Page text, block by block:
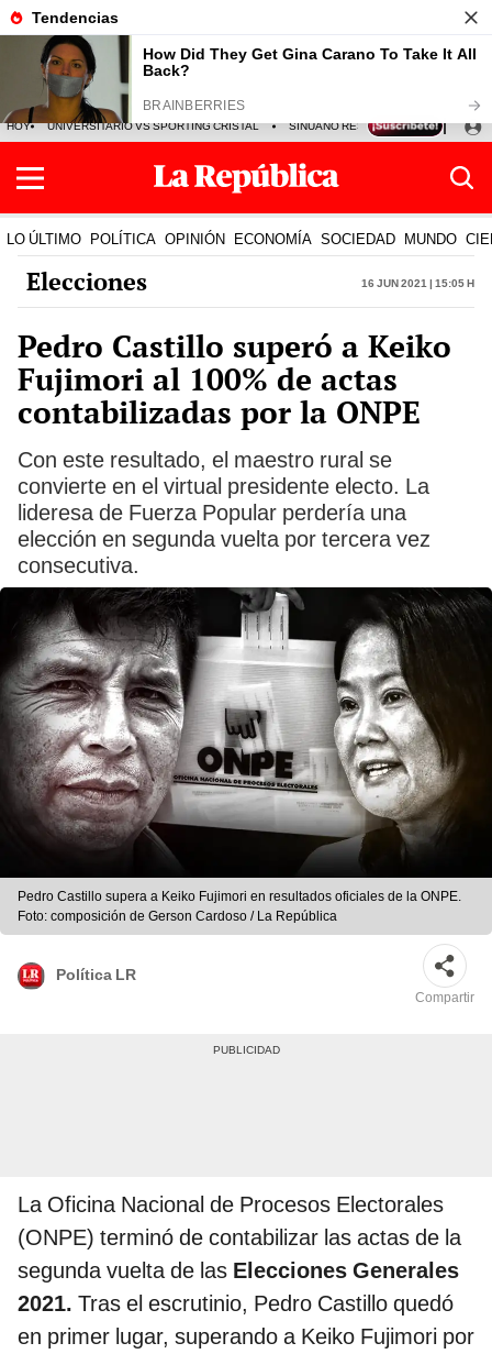
HOY UNIVERSITARIO VS SPORTING CRISTAL SINUANO RESULTADOS HOY
LO ÚLTIMO POLÍTICA OPINIÓN ECONOMÍA SOCIEDAD MUNDO
Elecciones 16 Jun 2021 | 15:05 h
Pedro Castillo superó a Keiko
Fujimori al 100% de actas
contabilizadas por la ONPE
Con este resultado, el maestro rural se
convierte en el virtual presidente electo. La
lideresa de Fuerza Popular perdería una
elección en segunda vuelta por tercera vez
consecutiva.
Pedro Castillo supera a Keiko Fujimori en resultados oficiales de la ONPE.
Foto: composición de Gerson Cardoso / La República
Política LR
Compartir
La Oficina Nacional de Procesos Electorales
(ONPE) terminó de contabilizar las actas de la
segunda vuelta de las Elecciones Generales
2021. Tras el escrutinio, Pedro Castillo quedó
en primer lugar, superando a Keiko Fujimori por